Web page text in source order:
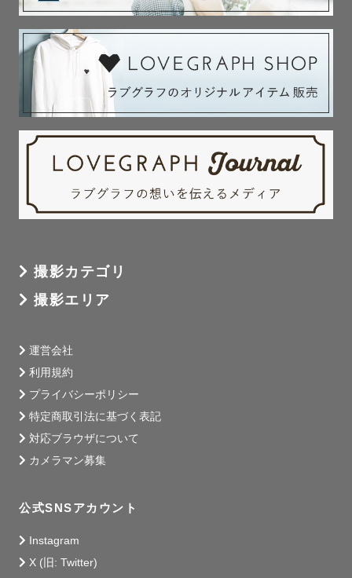
すので、少しでも気になることがございましたらご相談く
ださい。
🌿公園や自然🌿
「逆光や緑を生かした撮影をいたします 」
季節に合わせてイメージを一緒にご相談しながら、ナチュ
ラルな雰囲気で撮影いたします。自然特有の緑に優しい雰
広い空間を生かし、普段のデートや遊びのようにゆったり
※基本的に小道具はゲスト様持参でお願いいたします。一
部アイテムであれば僕も持っておりますのでご相談くださ
い。
☕️街撮り☕️
「街特有の光と影をいかした撮影をいたします 」
撮影カテゴリ
撮影エリア
運営会社
利用規約
プライバシーポリシー
特定商取引法に基づく表記
対応ブラウザについて
カメラマン募集
公式SNSアカウント
Instagram
X (旧: Twitter)